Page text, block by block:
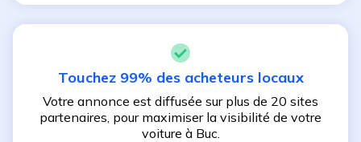
Touchez 99% des acheteurs locaux
Votre annonce est diffusée sur plus de 20 sites
partenaires, pour maximiser la visibilité de votre
voiture à Buc.